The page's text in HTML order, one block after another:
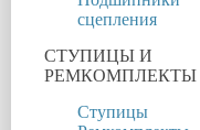
сцепления
СТУПИЦЫ И
РЕМКОМПЛЕКТЫ
Ступицы